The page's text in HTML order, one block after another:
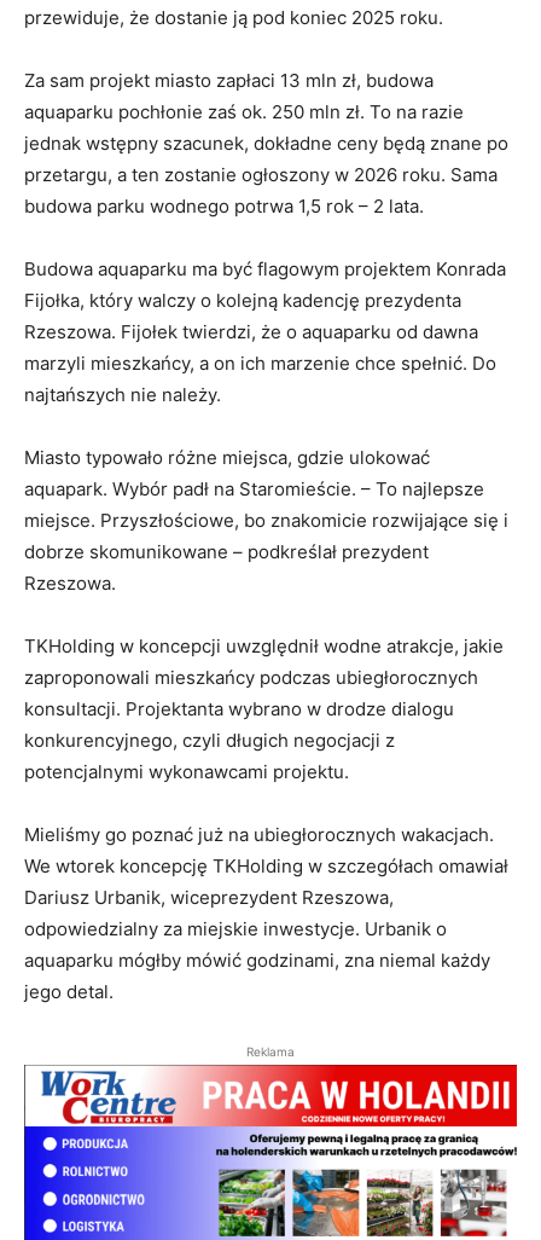
przewiduje, że dostanie ją pod koniec 2025 roku.
Za sam projekt miasto zapłaci 13 mln zł, budowa
aquaparku pochłonie zaś ok. 250 mln zł. To na razie
jednak wstępny szacunek, dokładne ceny będą znane po
przetargu, a ten zostanie ogłoszony w 2026 roku. Sama
budowa parku wodnego potrwa 1,5 rok – 2 lata.
Budowa aquaparku ma być flagowym projektem Konrada
Fijołka, który walczy o kolejną kadencję prezydenta
Rzeszowa. Fijołek twierdzi, że o aquaparku od dawna
marzyli mieszkańcy, a on ich marzenie chce spełnić. Do
najtańszych nie należy.
Miasto typowało różne miejsca, gdzie ulokować
aquapark. Wybór padł na Staromieście. – To najlepsze
miejsce. Przyszłościowe, bo znakomicie rozwijające się i
dobrze skomunikowane – podkreślał prezydent
Rzeszowa.
TKHolding w koncepcji uwzględnił wodne atrakcje, jakie
zaproponowali mieszkańcy podczas ubiegłorocznych
konsultacji. Projektanta wybrano w drodze dialogu
konkurencyjnego, czyli długich negocjacji z
potencjalnymi wykonawcami projektu.
Mieliśmy go poznać już na ubiegłorocznych wakacjach.
We wtorek koncepcję TKHolding w szczegółach omawiał
Dariusz Urbanik, wiceprezydent Rzeszowa,
odpowiedzialny za miejskie inwestycje. Urbanik o
aquaparku mógłby mówić godzinami, zna niemal każdy
jego detal.
Reklama